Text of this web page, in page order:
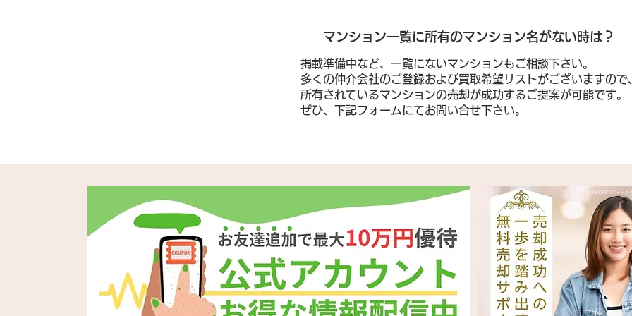
​マンション一覧に所有のマンション名がない時は？
掲載準備中など、一覧にないマンションもご相談下さい。
多くの仲介会社のご登録および買取希望リストがございますので
所有されているマンションの売却が成功するご提案が可能です。
​ぜひ、下記フォームにてお問い合せ下さい。